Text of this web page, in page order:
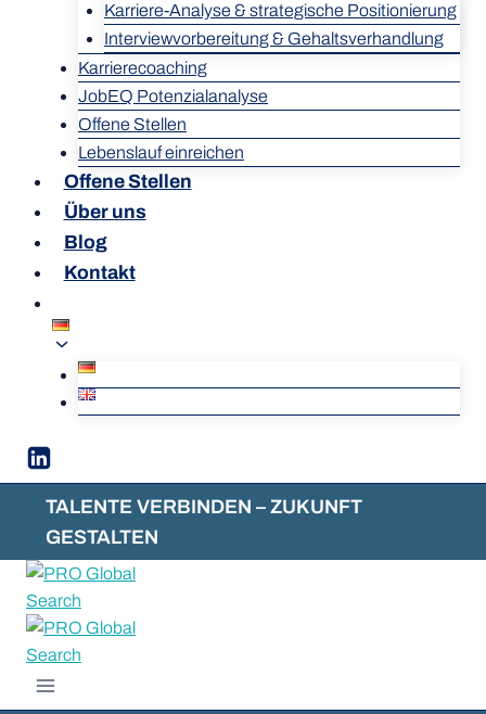
Karriere-Analyse & strategische Positionierung
Interviewvorbereitung & Gehaltsverhandlung
Karrierecoaching
JobEQ Potenzialanalyse
Offene Stellen
Lebenslauf einreichen
Offene Stellen
Über uns
Blog
Kontakt
TALENTE VERBINDEN – ZUKUNFT
GESTALTEN